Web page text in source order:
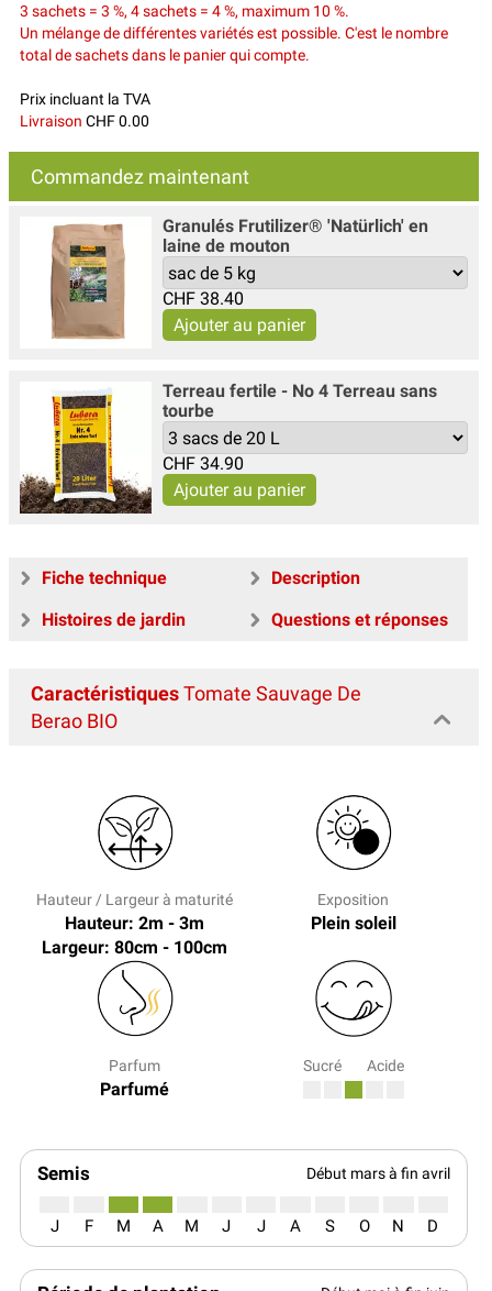
3 sachets = 3 %, 4 sachets = 4 %, maximum 10 %.
Un mélange de différentes variétés est possible. C'est le nombre
total de sachets dans le panier qui compte.
Prix incluant la TVA
Livraison CHF 0.00
Commandez maintenant
Granulés Frutilizer® 'Natürlich' en
laine de mouton
CHF 38.40
Terreau fertile - No 4 Terreau sans
tourbe
CHF 34.90
Fiche technique
Description
Histoires de jardin
Questions et réponses
CaractéristiquesTomate Sauvage De
Berao BIO
Hauteur / Largeur à maturité
Hauteur: 2m - 3m
Largeur: 80cm - 100cm
Exposition
Plein soleil
Parfum
Parfumé
Sucré Acide
Semis Début mars à fin avril
J F M A M J J A S O N D